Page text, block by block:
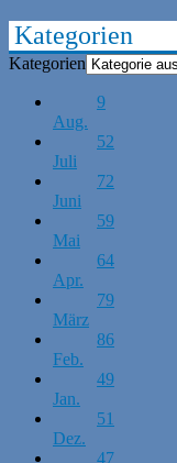
Kategorien
Kategorien
9
Aug.
52
Juli
72
Juni
59
Mai
64
Apr.
79
März
86
Feb.
49
Jan.
51
Dez.
47